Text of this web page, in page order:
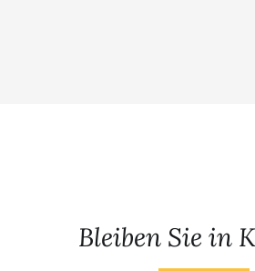
Bleiben Sie in